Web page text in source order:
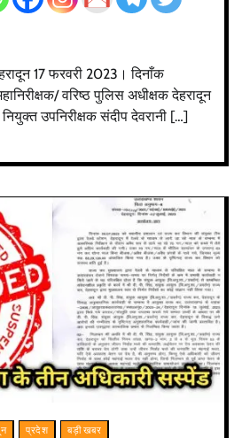
17 फरवरी 2023। दिनाँक
वरिष्ठ पुलिस अधीक्षक देहरादून
नियुक्त उपनिरीक्षक संदीप देवरानी […]
प्रदेश बड़ी खबर